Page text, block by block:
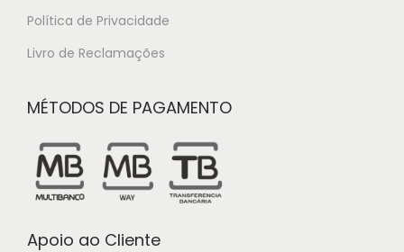
Política de Privacidade
Livro de Reclamações
MÉTODOS DE PAGAMENTO
Apoio ao Cliente